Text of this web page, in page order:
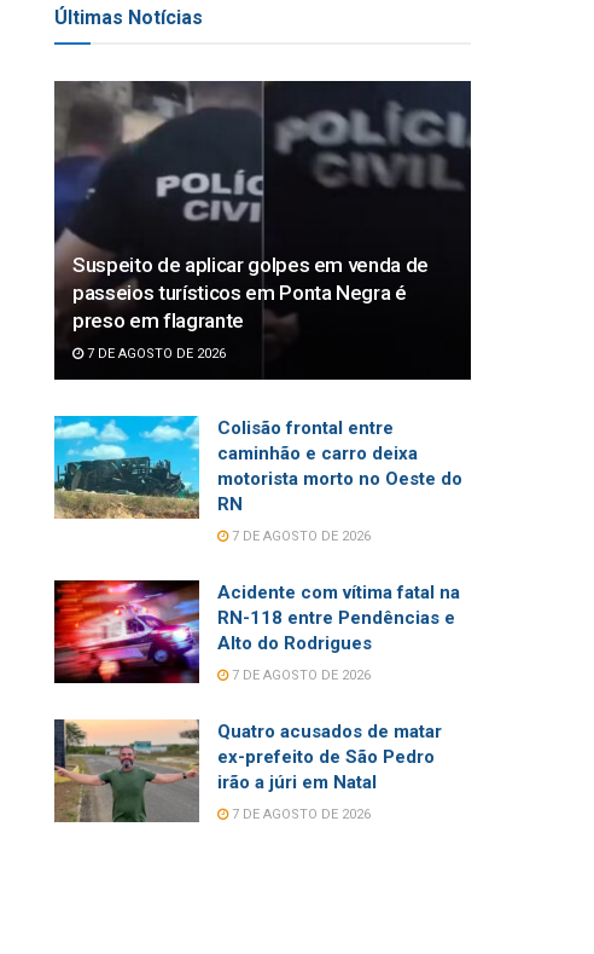
Últimas Notícias
Suspeito de aplicar golpes em venda de
passeios turísticos em Ponta Negra é
preso em flagrante
7 DE AGOSTO DE 2026
Colisão frontal entre
caminhão e carro deixa
motorista morto no Oeste do
RN
7 DE AGOSTO DE 2026
Acidente com vítima fatal na
RN-118 entre Pendências e
Alto do Rodrigues
7 DE AGOSTO DE 2026
Quatro acusados de matar
ex-prefeito de São Pedro
irão a júri em Natal
7 DE AGOSTO DE 2026